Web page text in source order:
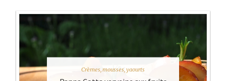
Crèmes, mousses, yaourts